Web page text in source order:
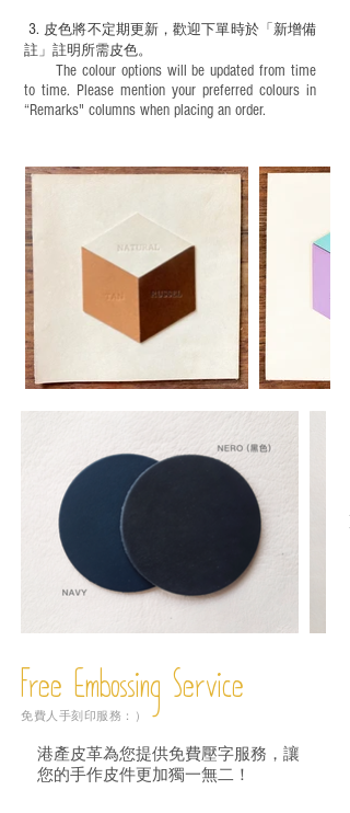
3. 皮色將不定期更新，歡迎下單時於「新增備
註」註明 所需皮色。
The colour options will be updated from time
to time. Please mention your preferred colours in
“Remarks" columns when placing an order.
Free Embossing Service
免費人手刻印服務：）
港產皮革為您提供免費壓字服務，讓
您的手作皮件更加獨一無二！